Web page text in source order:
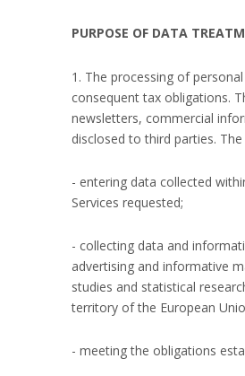
PURPOSE OF DATA
1. The processing of
consequent tax obligations.
newsletters, commercial
disclosed to third parties.
- entering data collected
Services requested;
- collecting data and
advertising and informative
studies and statistical
territory of the European
- meeting the obligations